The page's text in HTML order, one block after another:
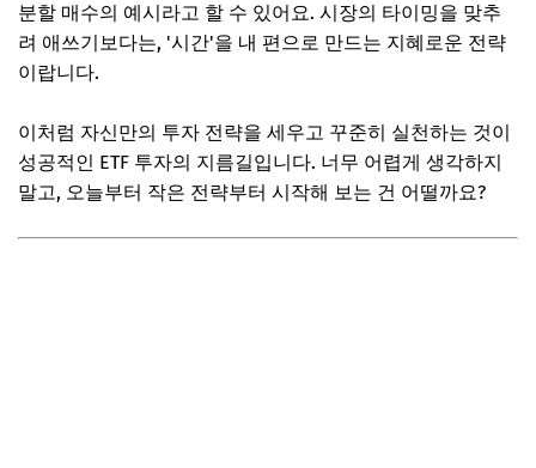
분할 매수의 예시라고 할 수 있어요. 시장의 타이밍을 맞추
려 애쓰기보다는, '시간'을 내 편으로 만드는 지혜로운 전략
이랍니다.
이처럼 자신만의 투자 전략을 세우고 꾸준히 실천하는 것이
성공적인 ETF 투자의 지름길입니다. 너무 어렵게 생각하지
말고, 오늘부터 작은 전략부터 시작해 보는 건 어떨까요?